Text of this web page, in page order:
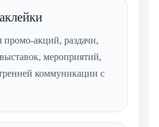
акций, раздачи,
мероприятий,
коммуникации с